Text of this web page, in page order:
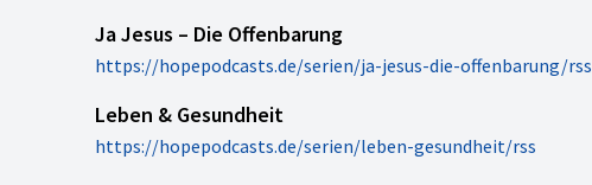
Ja Jesus – Die Offenbarung
https://hopepodcasts.de/serien/ja-jesus-die-offenbarung/rss
Leben & Gesundheit
https://hopepodcasts.de/serien/leben-gesundheit/rss